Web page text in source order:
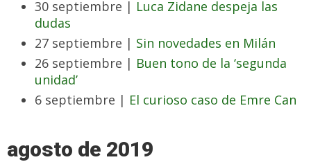
30 septiembre | Luca Zidane despeja las
dudas
27 septiembre | Sin novedades en Milán
26 septiembre | Buen tono de la ‘segunda
unidad’
6 septiembre | El curioso caso de Emre Can
agosto de 2019